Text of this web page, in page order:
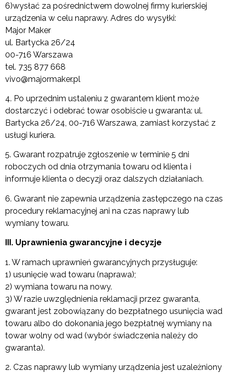
6)wysłać za pośrednictwem dowolnej firmy kurierskiej
urządzenia w celu naprawy. Adres do wysyłki:
Major Maker
ul. Bartycka 26/24
00-716 Warszawa
tel. 735 877 668
vivo@majormaker.pl
4. Po uprzednim ustaleniu z gwarantem klient może
dostarczyć i odebrać towar osobiście u gwaranta: ul.
Bartycka 26/24, 00-716 Warszawa, zamiast korzystać z
usługi kuriera.
5. Gwarant rozpatruje zgłoszenie w terminie 5 dni
roboczych od dnia otrzymania towaru od klienta i
informuje klienta o decyzji oraz dalszych działaniach.
6. Gwarant nie zapewnia urządzenia zastępczego na czas
procedury reklamacyjnej ani na czas naprawy lub
wymiany towaru.
III. Uprawnienia gwarancyjne i decyzje
1. W ramach uprawnień gwarancyjnych przysługuje:
1) usunięcie wad towaru (naprawa);
2) wymiana towaru na nowy.
3) W razie uwzględnienia reklamacji przez gwaranta,
gwarant jest zobowiązany do bezpłatnego usunięcia wad
towaru albo do dokonania jego bezpłatnej wymiany na
towar wolny od wad (wybór świadczenia należy do
gwaranta).
2. Czas naprawy lub wymiany urządzenia jest uzależniony